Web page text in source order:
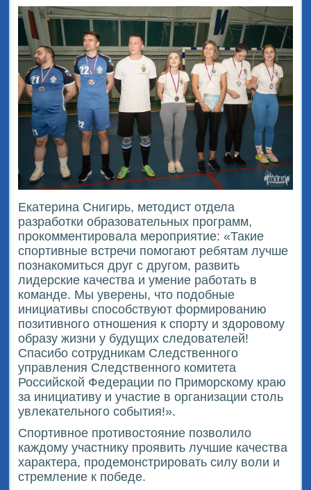
Екатерина Снигирь, методист отдела
разработки образовательных программ,
прокомментировала мероприятие: «Такие
спортивные встречи помогают ребятам лучше
познакомиться друг с другом, развить
лидерские качества и умение работать в
команде. Мы уверены, что подобные
инициативы способствуют формированию
позитивного отношения к спорту и здоровому
образу жизни у будущих следователей!
Спасибо сотрудникам Следственного
управления Следственного комитета
Российской Федерации по Приморскому краю
за инициативу и участие в организации столь
увлекательного события!».
Спортивное противостояние позволило
каждому участнику проявить лучшие качества
характера, продемонстрировать силу воли и
стремление к победе.